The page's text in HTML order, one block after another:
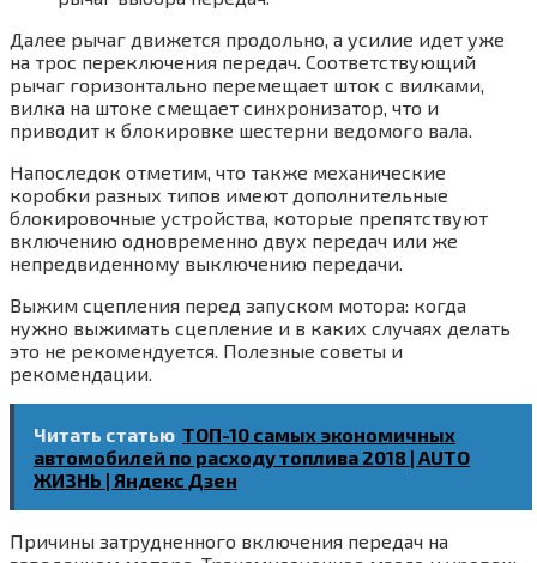
Далее рычаг движется продольно, а усилие идет уже
на трос переключения передач. Соответствующий
рычаг горизонтально перемещает шток с вилками,
вилка на штоке смещает синхронизатор, что и
приводит к блокировке шестерни ведомого вала.
Напоследок отметим, что также механические
коробки разных типов имеют дополнительные
блокировочные устройства, которые препятствуют
включению одновременно двух передач или же
непредвиденному выключению передачи.
Выжим сцепления перед запуском мотора: когда
нужно выжимать сцепление и в каких случаях делать
это не рекомендуется. Полезные советы и
рекомендации.
Читать статью ТОП-10 самых экономичных
автомобилей по расходу топлива 2018 | AUTO
ЖИЗНЬ | Яндекс Дзен
Причины затрудненного включения передач на